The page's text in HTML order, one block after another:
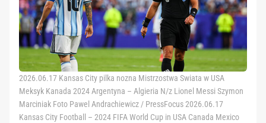
2026.06.17 Kansas City pilka nozna Mistrzostwa Swiata w USA
Meksyk Kanada 2024 Argentyna – Algieria N/z Lionel Messi Szymon
Marciniak Foto Pawel Andrachiewicz / PressFocus 2026.06.17
Kansas City Football – 2024 FIFA World Cup in USA Canada Mexico